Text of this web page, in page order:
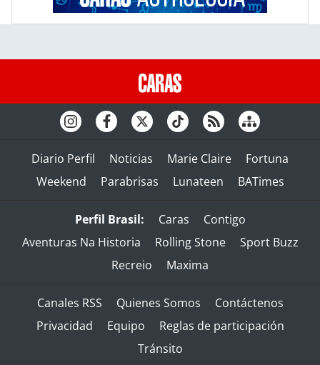
Diario Perfil Noticias Marie Claire
Fortuna
Weekend
Parabrisas Lunateen BATimes
Perfil Brasil: Caras
Contigo
Aventuras Na Historia
Rolling Stone
Sport Buzz
Recreio
Maxima
Canales RSS Quienes Somos
Contáctenos
Privacidad
Equipo
Reglas de participación
Tránsito